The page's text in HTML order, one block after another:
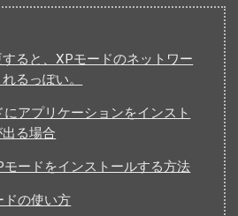
ると、XPモードのネットワー
るっぽい。
アプリケーションをインスト
る場合
ードをインストールする方法
の使い方